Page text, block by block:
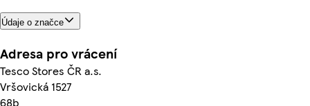
Údaje o značce
Adresa pro vrácení
Tesco Stores ČR a.s.
Vršovická 1527
68b